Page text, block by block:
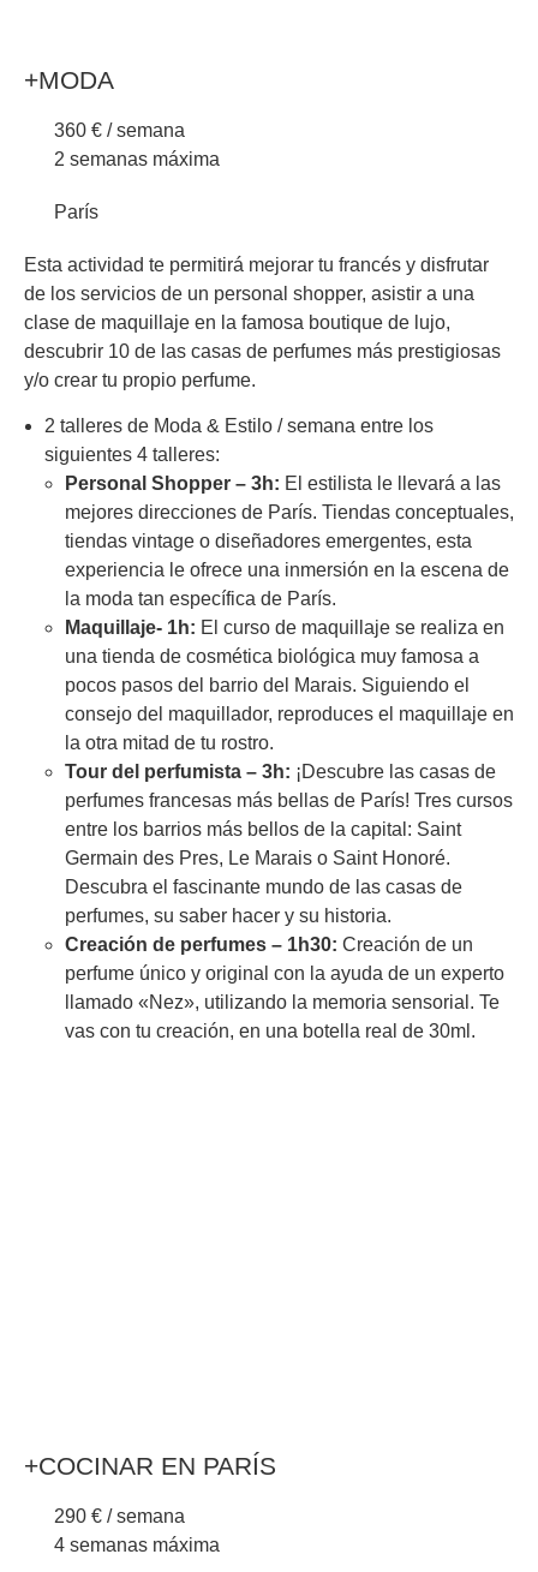
+MODA
360 € / semana
2 semanas máxima
París
Esta actividad te permitirá mejorar tu francés y disfrutar
de los servicios de un personal shopper, asistir a una
clase de maquillaje en la famosa boutique de lujo,
descubrir 10 de las casas de perfumes más prestigiosas
y/o crear tu propio perfume.
2 talleres de Moda & Estilo / semana entre los
siguientes 4 talleres:
Personal Shopper – 3h: El estilista le llevará a las
mejores direcciones de París. Tiendas conceptuales,
tiendas vintage o diseñadores emergentes, esta
experiencia le ofrece una inmersión en la escena de
la moda tan específica de París.
Maquillaje- 1h: El curso de maquillaje se realiza en
una tienda de cosmética biológica muy famosa a
pocos pasos del barrio del Marais. Siguiendo el
consejo del maquillador, reproduces el maquillaje en
la otra mitad de tu rostro.
Tour del perfumista – 3h: ¡Descubre las casas de
perfumes francesas más bellas de París! Tres cursos
entre los barrios más bellos de la capital: Saint
Germain des Pres, Le Marais o Saint Honoré.
Descubra el fascinante mundo de las casas de
perfumes, su saber hacer y su historia.
Creación de perfumes – 1h30: Creación de un
perfume único y original con la ayuda de un experto
llamado «Nez», utilizando la memoria sensorial. Te
vas con tu creación, en una botella real de 30ml.
+COCINAR EN PARÍS
290 € / semana
4 semanas máxima